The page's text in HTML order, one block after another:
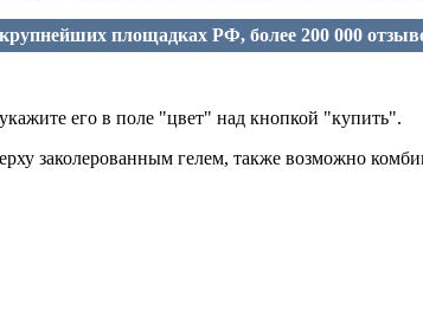
площадках РФ, более 200 000
его в поле "цвет" над кнопкой "купить".
заколерованным гелем, также возможно